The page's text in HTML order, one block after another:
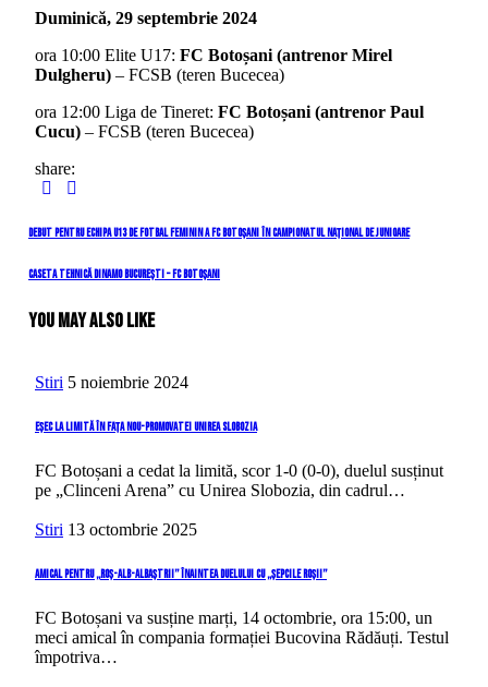
Duminică, 29 septembrie 2024
ora 10:00 Elite U17: FC Botoșani (antrenor Mirel
Dulgheru) – FCSB (teren Bucecea)
ora 12:00 Liga de Tineret: FC Botoșani (antrenor Paul
Cucu) – FCSB (teren Bucecea)
share:
Navigare
în
Previous
Debut pentru echipa U13 de fotbal feminin a FC Botoșani în Campionatul Național de Junioare
Next
Caseta tehnică Dinamo București – FC Botoșani
You May Also Like
Stiri 5 noiembrie 2024
Eșec la limită în fața nou-promovatei Unirea Slobozia
FC Botoșani a cedat la limită, scor 1-0 (0-0), duelul susținut
pe „Clinceni Arena” cu Unirea Slobozia, din cadrul…
Stiri 13 octombrie 2025
Amical pentru „roș-alb-albaștrii” înaintea duelului cu „Șepcile Roșii”
FC Botoșani va susține marți, 14 octombrie, ora 15:00, un
meci amical în compania formației Bucovina Rădăuți. Testul
împotriva…